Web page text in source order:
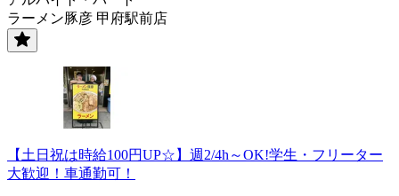
ラーメン豚彦 甲府駅前店
【土日祝は時給100円UP☆】週2/4h～OK!学生・フリーター
大歓迎！車通勤可！